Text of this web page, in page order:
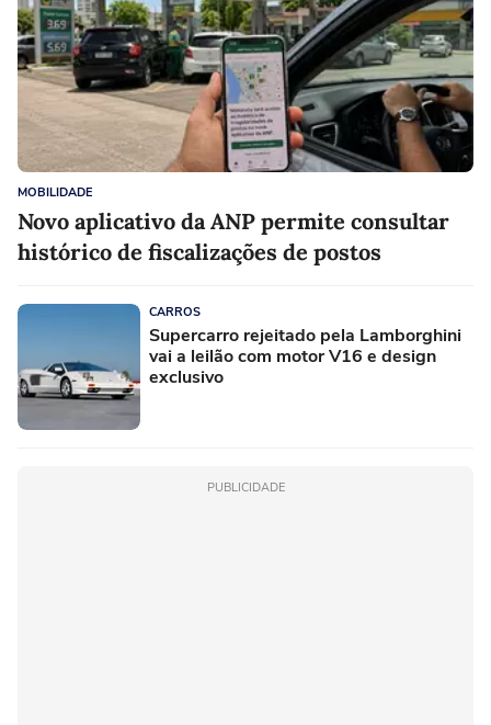
MOBILIDADE
Novo aplicativo da ANP permite consultar
histórico de fiscalizações de postos
CARROS
Supercarro rejeitado pela Lamborghini
vai a leilão com motor V16 e design
exclusivo
PUBLICIDADE